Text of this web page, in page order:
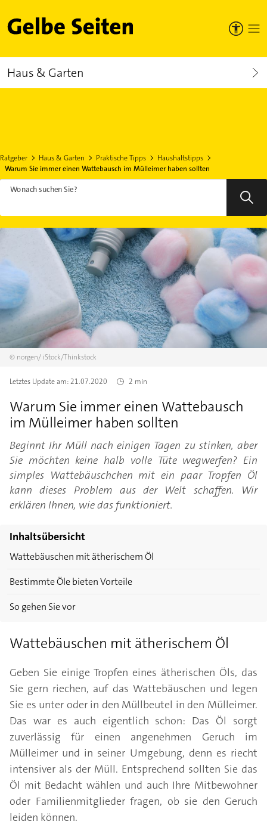
Gelbe Seiten
Haus & Garten
Ratgeber Haus & Garten Praktische Tipps
Haushaltstipps
Warum Sie immer einen Wattebausch im Mülleimer haben sollten
Wonach suchen Sie?
© norgen/ iStock/Thinkstock
Letztes Update am:21.07.2020 2 min
Warum Sie immer einen Wattebausch
im Mülleimer haben sollten
Beginnt Ihr Müll nach einigen Tagen zu stinken, aber
Sie möchten keine halb volle Tüte wegwerfen? Ein
simples Wattebäuschchen mit ein paar Tropfen Öl
kann dieses Problem aus der Welt schaffen. Wir
erklären Ihnen, wie das funktioniert.
Inhaltsübersicht
Wattebäuschen mit ätherischem Öl
Bestimmte Öle bieten Vorteile
So gehen Sie vor
Wattebäuschen mit ätherischem Öl
Geben Sie einige Tropfen eines ätherischen Öls, das
Sie gern riechen, auf das Wattebäuschen und legen
Sie es unter oder in den Müllbeutel in den Mülleimer.
Das war es auch eigentlich schon: Das Öl sorgt
zuverlässig für einen angenehmen Geruch im
Mülleimer und in seiner Umgebung, denn es riecht
intensiver als der Müll. Entsprechend sollten Sie das
Öl mit Bedacht wählen und auch Ihre Mitbewohner
oder Familienmitglieder fragen, ob sie den Geruch
leiden können.